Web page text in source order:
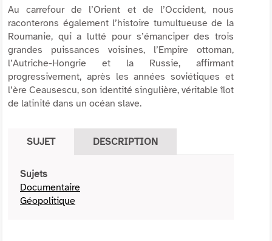
Au carrefour de l’Orient et de l’Occident, nous
raconterons également l’histoire tumultueuse de la
Roumanie, qui a lutté pour s’émanciper des trois
grandes puissances voisines, l’Empire ottoman,
l’Autriche-Hongrie et la Russie, affirmant
progressivement, après les années soviétiques et
l’ère Ceausescu, son identité singulière, véritable îlot
de latinité dans un océan slave.
SUJET DESCRIPTION
Sujets
Documentaire
Géopolitique